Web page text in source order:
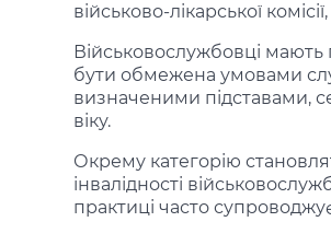
військово-лікарської
Військовослужбовці мають
бути обмежена умовами
визначеними підставами,
віку.
Окрему категорію
інвалідності
практиці часто